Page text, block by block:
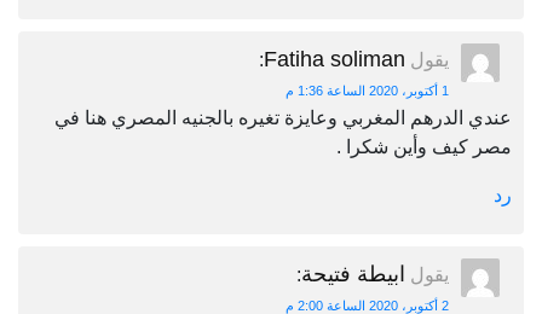
يقول Fatiha soliman
:
1 أكتوبر، 2020 الساعة 1:36 م
عندي الدرهم المغربي وعايزة تغيره بالجنيه المصري هنا في
مصر كيف وأين شكرا .
رد
يقول ابيطة فتيحة:
2 أكتوبر، 2020 الساعة 2:00 م